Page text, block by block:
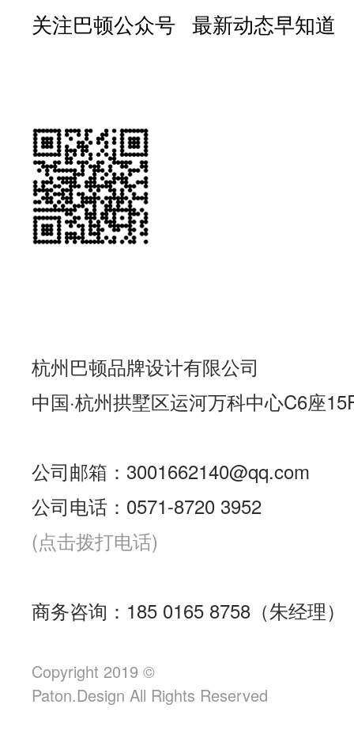
关注巴顿公众号 最新动态早知道
杭州巴顿品牌设计有限公司
中国·杭州拱墅区运河万科中心C6座
公司邮箱：3001662140@qq.com
公司电话：0571-8720 3952
(点击拨打电话)
商务咨询：185 0165 8758（朱经理）
Copyright 2019 ©
Paton.Design All Rights Reserved